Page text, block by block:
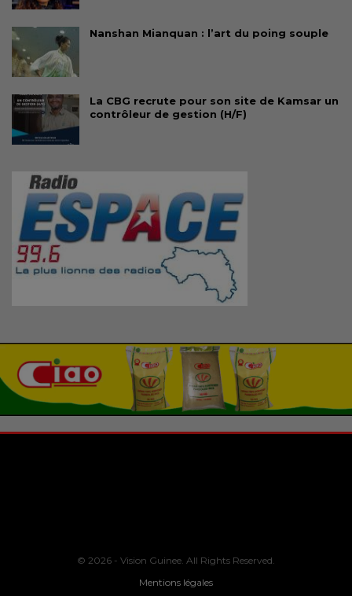
Nanshan Mianquan : l’art du poing souple
La CBG recrute pour son site de Kamsar un
contrôleur de gestion (H/F)
© 2026 - Vision Guinee. All Rights Reserved.
Mentions légales